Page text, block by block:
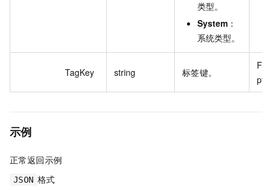
类型。
System ：
系统类型。
TagKey string 标签键。
pt
示例
正常返回示例
JSON 格式